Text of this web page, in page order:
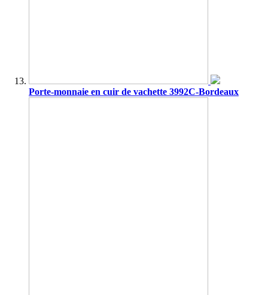
Porte-monnaie en cuir de vachette 3992C-Bordeaux